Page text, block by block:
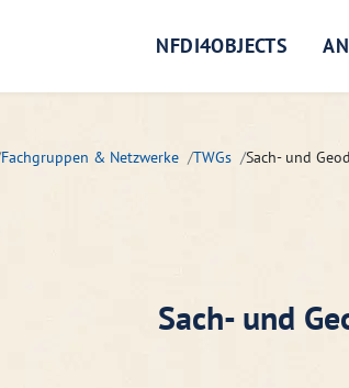
NFDI4OBJECTS
Fachgruppen & Netzwerke TWGs Sach- und
Sach- und